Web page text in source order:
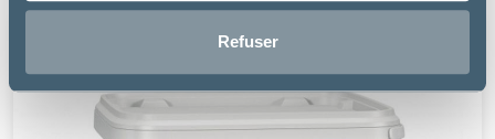
Refuser